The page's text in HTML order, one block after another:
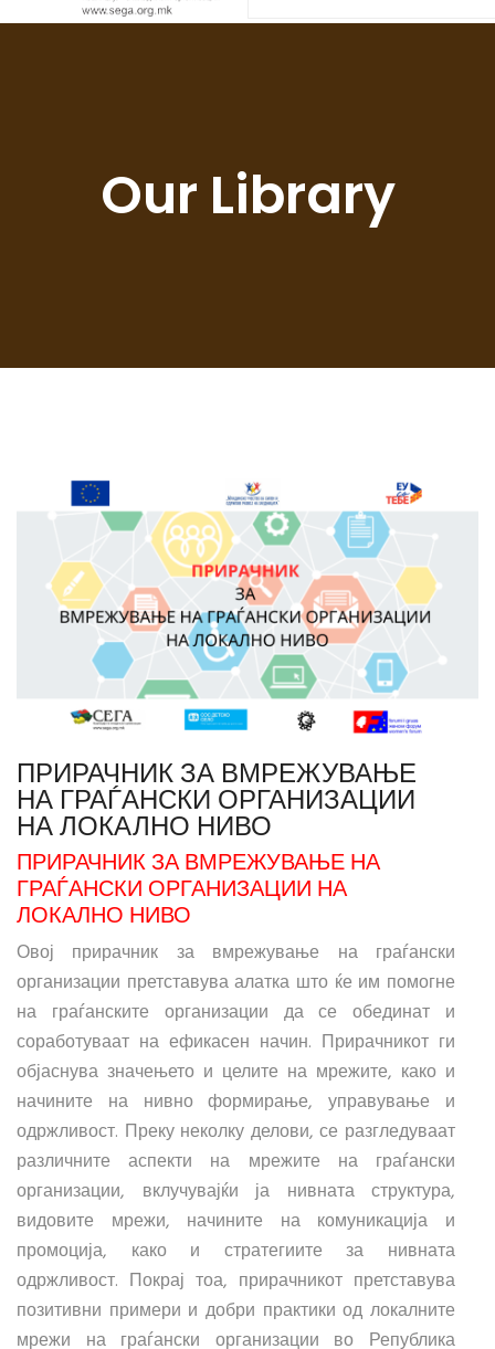
Our Library
ПРИРАЧНИК ЗА ВМРЕЖУВАЊЕ
НА ГРАЃАНСКИ ОРГАНИЗАЦИИ
НА ЛОКАЛНО НИВО
ПРИРАЧНИК ЗА ВМРЕЖУВАЊЕ НА
ГРАЃАНСКИ ОРГАНИЗАЦИИ НА
ЛОКАЛНО НИВО
Овој прирачник за вмрежување на граѓански
организации претставува алатка што ќе им помогне
на граѓанските организации да се обединат и
соработуваат на ефикасен начин. Прирачникот ги
објаснува значењето и целите на мрежите, како и
начините на нивно формирање, управување и
одржливост. Преку неколку делови, се разгледуваат
различните аспекти на мрежите на граѓански
организации, вклучувајќи ја нивната структура,
видовите мрежи, начините на комуникација и
промоција, како и стратегиите за нивната
одржливост. Покрај тоа, прирачникот претставува
позитивни примери и добри практики од локалните
мрежи на граѓански организации во Република